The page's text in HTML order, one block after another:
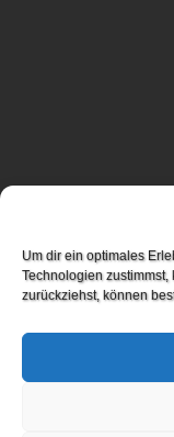
Um dir ein optimales
Technologien
zurückziehst, können